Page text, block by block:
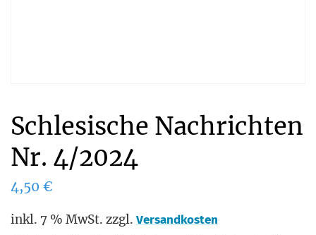
Schlesische Nachrichten
Nr. 4/2024
4,50 €
inkl. 7 % MwSt. zzgl. Versandkosten